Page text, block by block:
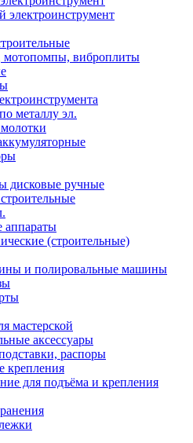
электроинструмент
виброплиты
металлу эл.
дисковые ручные
аппараты
(строительные)
и полировальные машины
мастерской
аксессуары
распоры
крепления
для подъёма и крепления